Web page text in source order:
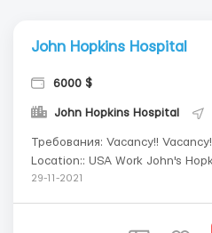
John Hopkins Hospital
6000 $
John Hopkins Hospital
Требования: Vacancy!! Vacancy!!! Urgently Needed
Location:: USA Work John's Hopkins Hospital USA Baltimore
Free Visa | Accommodation Flight Tickets Assured All
29-11-2021